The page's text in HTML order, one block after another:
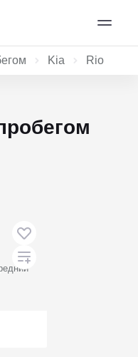
Kia Rio